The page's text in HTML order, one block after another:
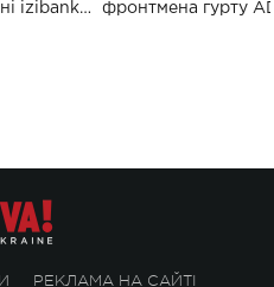
izibank
фронтмена гурту
РЕКЛАМА НА САЙТІ